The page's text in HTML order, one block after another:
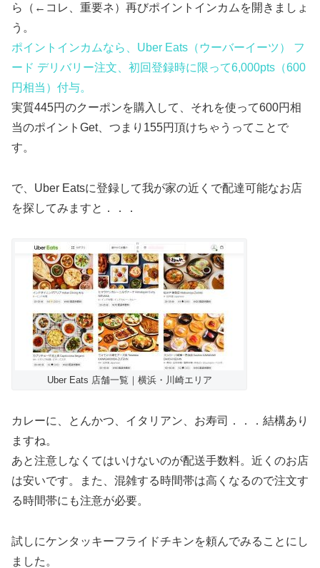
ら（←コレ、重要ネ）再びポイントインカムを開きましょ
う。
ポイントインカムなら、Uber Eats（ウーバーイーツ） フ
ード デリバリー注文、初回登録時に限って6,000pts（600
円相当）付与。
実質445円のクーポンを購入して、それを使って600円相
当のポイントGet、つまり155円頂けちゃうってことで
す。
で、Uber Eatsに登録して我が家の近くで配達可能なお店
を探してみますと．．．
Uber Eats 店舗一覧｜横浜・川崎エリア
カレーに、とんかつ、イタリアン、お寿司．．．結構あり
ますね。
あと注意しなくてはいけないのが配送手数料。近くのお店
は安いです。また、混雑する時間帯は高くなるので注文す
る時間帯にも注意が必要。
試しにケンタッキーフライドチキンを頼んでみることにし
ました。